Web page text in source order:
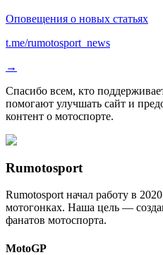
Оповещения о новых статьях
t.me/rumotosport_news
→
Спасибо всем, кто
помогают улучшать сайт и
контент о мотоспорте.
Rumotosport
Rumotosport начал работу в
мотогонках. Наша цель —
фанатов мотоспорта.
MotoGP